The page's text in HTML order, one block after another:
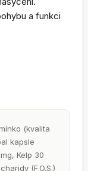
a funkci
(kvalita
kapsle
Kelp 30
(F.O.S.)